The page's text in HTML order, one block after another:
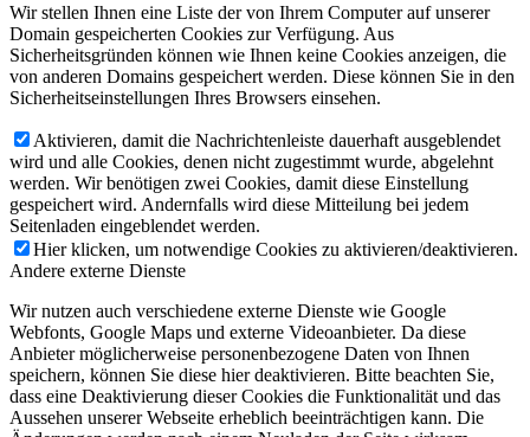
Wir stellen Ihnen eine Liste der von Ihrem Computer auf unserer
Domain gespeicherten Cookies zur Verfügung. Aus
Sicherheitsgründen können wie Ihnen keine Cookies anzeigen, die
von anderen Domains gespeichert werden. Diese können Sie in den
Sicherheitseinstellungen Ihres Browsers einsehen.
Aktivieren, damit die Nachrichtenleiste dauerhaft ausgeblendet
wird und alle Cookies, denen nicht zugestimmt wurde, abgelehnt
werden. Wir benötigen zwei Cookies, damit diese Einstellung
gespeichert wird. Andernfalls wird diese Mitteilung bei jedem
Seitenladen eingeblendet werden.
Hier klicken, um notwendige Cookies zu aktivieren/deaktivieren.
Andere externe Dienste
Wir nutzen auch verschiedene externe Dienste wie Google
Webfonts, Google Maps und externe Videoanbieter. Da diese
Anbieter möglicherweise personenbezogene Daten von Ihnen
speichern, können Sie diese hier deaktivieren. Bitte beachten Sie,
dass eine Deaktivierung dieser Cookies die Funktionalität und das
Aussehen unserer Webseite erheblich beeinträchtigen kann. Die